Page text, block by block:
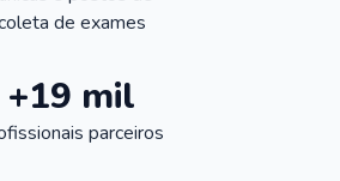
de exames
+19 mil
parceiros